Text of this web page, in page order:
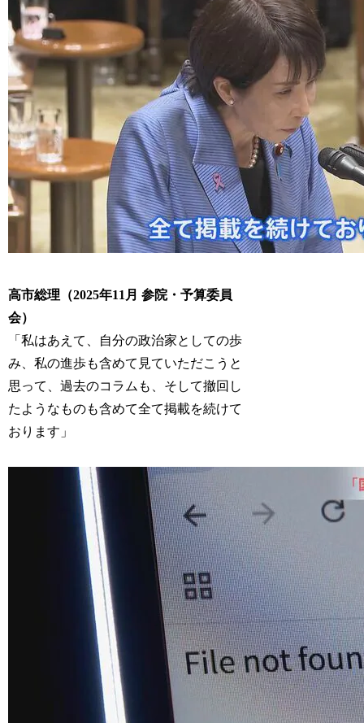
高市総理（2025年11月 参院・予算委員
会）
「私はあえて、自分の政治家としての歩
み、私の進歩も含めて見ていただこうと
思って、過去のコラムも、そして撤回し
たようなものも含めて全て掲載を続けて
おります」